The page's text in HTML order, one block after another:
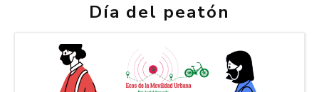
Día del peatón